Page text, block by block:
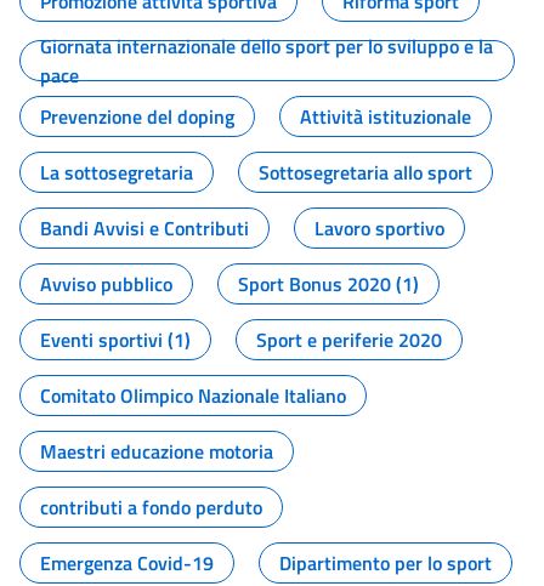
Giornata internazionale dello sport per lo sviluppo e la
pace
Prevenzione del doping
Attività istituzionale
La sottosegretaria
Sottosegretaria allo sport
Bandi Avvisi e Contributi
Lavoro sportivo
Avviso pubblico
Sport Bonus 2020 (1)
Eventi sportivi (1)
Sport e periferie 2020
Comitato Olimpico Nazionale Italiano
Maestri educazione motoria
contributi a fondo perduto
Emergenza Covid-19
Dipartimento per lo sport